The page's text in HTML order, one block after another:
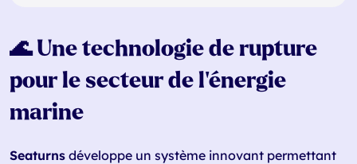
🌊 Une technologie de rupture
pour le secteur de l'énergie
marine
Seaturns développe un système innovant permettant